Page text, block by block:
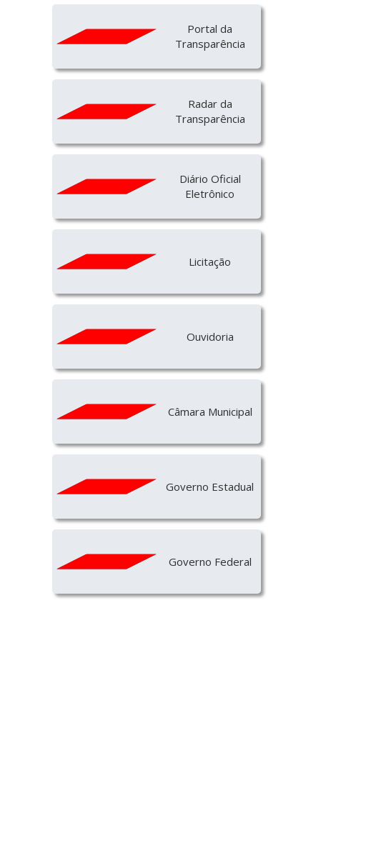
Portal da
Transparência
Radar da
Transparência
Diário Oficial
Eletrônico
Licitação
Ouvidoria
Câmara Municipal
Governo Estadual
Governo Federal